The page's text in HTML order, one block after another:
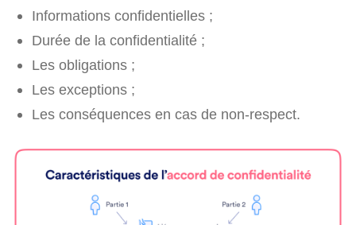
Informations confidentielles ;
Durée de la confidentialité ;
Les obligations ;
Les exceptions ;
Les conséquences en cas de non-respect.